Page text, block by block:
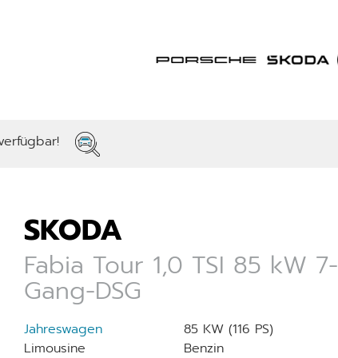
SKODA
Fabia Tour 1,0 TSI 85 kW 7-
Gang-DSG
Jahreswagen
Limousine
85 KW (116 PS)
Benzin